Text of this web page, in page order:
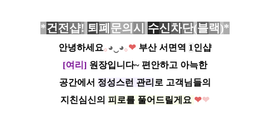
*건전샵! 퇴폐 문의 시 수신차단(블랙 )*
안녕하세요｡◕‿◕｡❤ 부산 서면역 1인샵
[여리] 원장입니다~ 편안하고 아늑한
공간에서 정성스런 관리 로 고객님들의
지친심신의 피로를 풀어드릴게요 ❤❤